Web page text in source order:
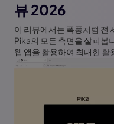
뷰 2026
이 리뷰에서는 폭풍처럼 전
Pika의 모든 측면을 살펴봅
웹 앱을 활용하여 최대한